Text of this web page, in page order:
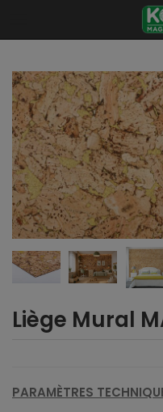
Liège Mural
PARAMÈTRES